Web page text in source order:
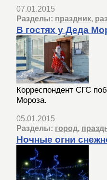
07.01.2015
Разделы: праздник,
В гостях у Деда
Корреспондент СГС
Мороза.
05.01.2015
Разделы: город,
Ночные огни